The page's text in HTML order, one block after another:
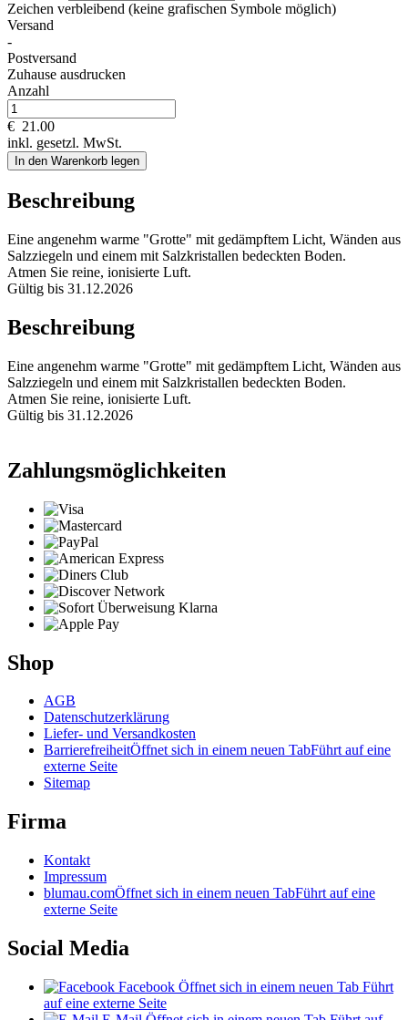
Zeichen verbleibend (keine grafischen Symbole möglich)
Versand
-
Postversand
Zuhause ausdrucken
Anzahl
€ 21.00
inkl. gesetzl. MwSt.
In den Warenkorb legen
Beschreibung
Eine angenehm warme "Grotte" mit gedämpftem Licht, Wänden aus
Salzziegeln und einem mit Salzkristallen bedeckten Boden.
Atmen Sie reine, ionisierte Luft.
Gültig bis 31.12.2026
Beschreibung
Eine angenehm warme "Grotte" mit gedämpftem Licht, Wänden aus
Salzziegeln und einem mit Salzkristallen bedeckten Boden.
Atmen Sie reine, ionisierte Luft.
Gültig bis 31.12.2026
Zahlungsmöglichkeiten
Shop
AGB
Datenschutzerklärung
Liefer- und Versandkosten
BarrierefreiheitÖffnet sich in einem neuen TabFührt auf eine
externe Seite
Sitemap
Firma
Kontakt
Impressum
blumau.comÖffnet sich in einem neuen TabFührt auf eine
externe Seite
Social Media
Facebook Öffnet sich in einem neuen Tab Führt
auf eine externe Seite